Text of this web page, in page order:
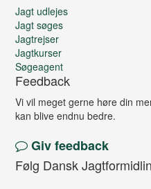
Jagt udlejes
Jagt søges
Jagtrejser
Jagtkurser
Søgeagent
Feedback
Vi vil meget gerne høre din
kan blive endnu bedre.
Giv feedback
Følg Dansk